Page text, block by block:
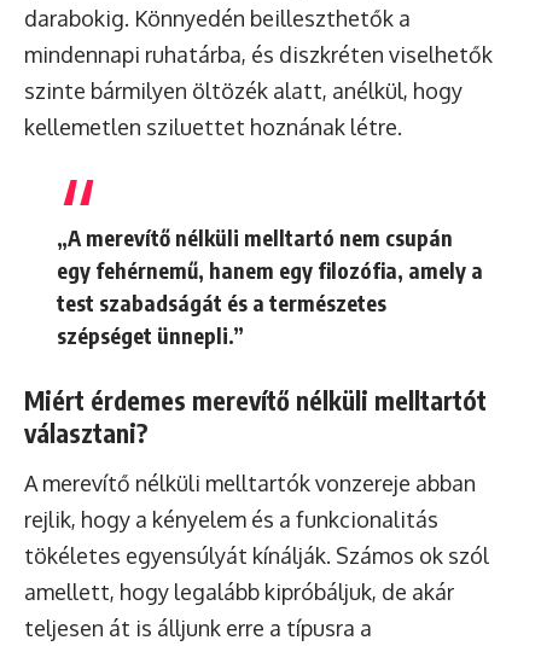
darabokig. Könnyedén beilleszthetők a
mindennapi ruhatárba, és diszkréten viselhetők
szinte bármilyen öltözék alatt, anélkül, hogy
kellemetlen sziluettet hoznának létre.
„A merevítő nélküli melltartó nem csupán
egy fehérnemű, hanem egy filozófia, amely a
test szabadságát és a természetes
szépséget ünnepli.”
Miért érdemes merevítő nélküli melltartót
választani?
A merevítő nélküli melltartók vonzereje abban
rejlik, hogy a kényelem és a funkcionalitás
tökéletes egyensúlyát kínálják. Számos ok szól
amellett, hogy legalább kipróbáljuk, de akár
teljesen át is álljunk erre a típusra a